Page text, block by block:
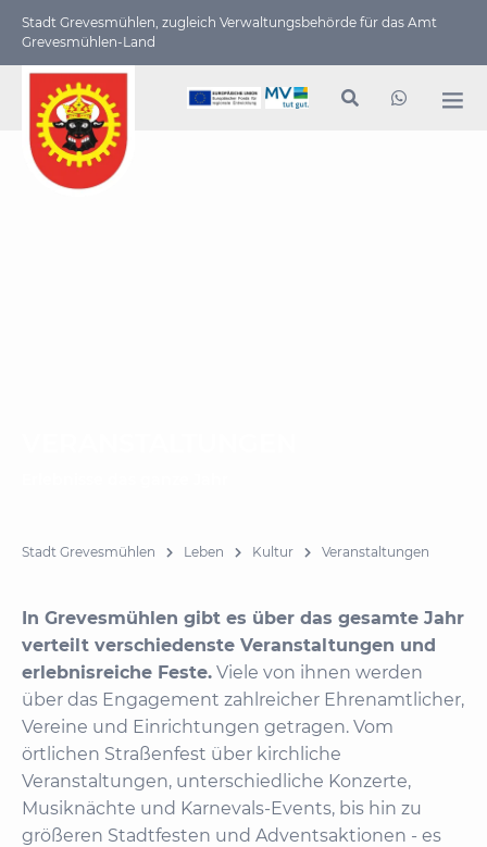
Stadt Grevesmühlen, zugleich Verwaltungs­behörde für das Amt
Grevesmühlen-Land
Stadt Grevesmühlen Leben Kultur Veranstaltungen
In Grevesmühlen gibt es über das gesamte Jahr
verteilt verschiedenste Veranstaltungen und
erlebnisreiche Feste. Viele von ihnen werden
über das Engagement zahlreicher Ehrenamtlicher,
Vereine und Einrichtungen getragen. Vom
örtlichen Straßenfest über kirchliche
Veranstaltungen, unterschiedliche Konzerte,
Musiknächte und Karnevals-Events, bis hin zu
größeren Stadtfesten und Adventsaktionen - es